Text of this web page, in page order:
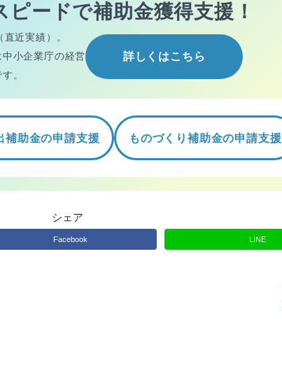
ピードで補助金獲得支援！
近実績）。
小企業庁の経営
。
詳しくはこちら
補助金の申請支援 ものづくり補助金の申請支援
シェア
Facebook LINE